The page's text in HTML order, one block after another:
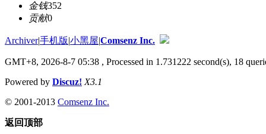
金钱352
贡献0
Archiver|手机版|小黑屋|Comsenz Inc.
GMT+8, 2026-8-7 05:38 , Processed in 1.731222 second(s), 18
Powered by Discuz! X3.1
© 2001-2013 Comsenz Inc.
返回顶部